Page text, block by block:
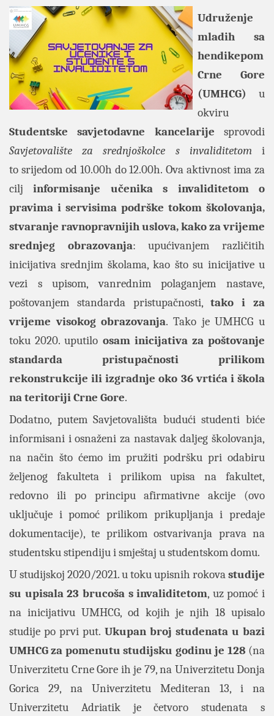
Udruženje
mladih sa
hendikepom
Crne Gore
(UMHCG) u
okviru
Studentske savjetodavne kancelarije sprovodi
Savjetovalište za srednjoškolce s invaliditetom i
to srijedom od 10.00h do 12.00h. Ova aktivnost ima za
ciljinformisanje učenika s invaliditetom o
pravima i servisima podrške tokom školovanja,
stvaranje ravnopravnijih uslova, kako za vrijeme
srednjeg obrazovanja: upućivanjem različitih
inicijativa srednjim školama, kao što su inicijative u
vezi s upisom, vanrednim polaganjem nastave,
poštovanjem standarda pristupačnosti,tako i za
vrijeme visokog obrazovanja. Tako je UMHCG u
toku 2020. uputilo osam inicijativa za poštovanje
standarda pristupačnosti prilikom
rekonstrukcije ili izgradnje oko 36 vrtića i škola
na teritoriji Crne Gore.
Dodatno, putem Savjetovališta budući studenti biće
informisani i osnaženi za nastavak daljeg školovanja,
na način što ćemo im pružiti podršku pri odabiru
željenog fakulteta i prilikom upisa na fakultet,
redovno ili po principu afirmativne akcije (ovo
uključuje i pomoć prilikom prikupljanja i predaje
dokumentacije), te prilikom ostvarivanja prava na
studentsku stipendiju i smještaj u studentskom domu.
U studijskoj 2020/2021. u toku upisnih rokovastudije
su upisala 23 brucoša s invaliditetom, uz pomoć i
na inicijativu UMHCG, od kojih je njih 18 upisalo
studije po prvi put. Ukupan broj studenata u bazi
UMHCG za pomenutu studijsku godinu je 128 (na
Univerzitetu Crne Gore ih je 79, na Univerzitetu Donja
Gorica 29, na Univerzitetu Mediteran 13, i na
Univerzitetu Adriatik je četvoro studenata s